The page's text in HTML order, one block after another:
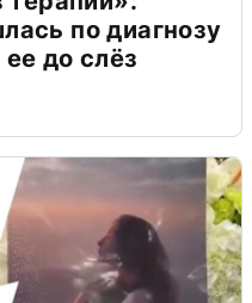
по диагнозу
до слёз